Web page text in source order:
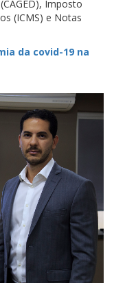
Imposto
(ICMS) e Notas
da covid-19 na